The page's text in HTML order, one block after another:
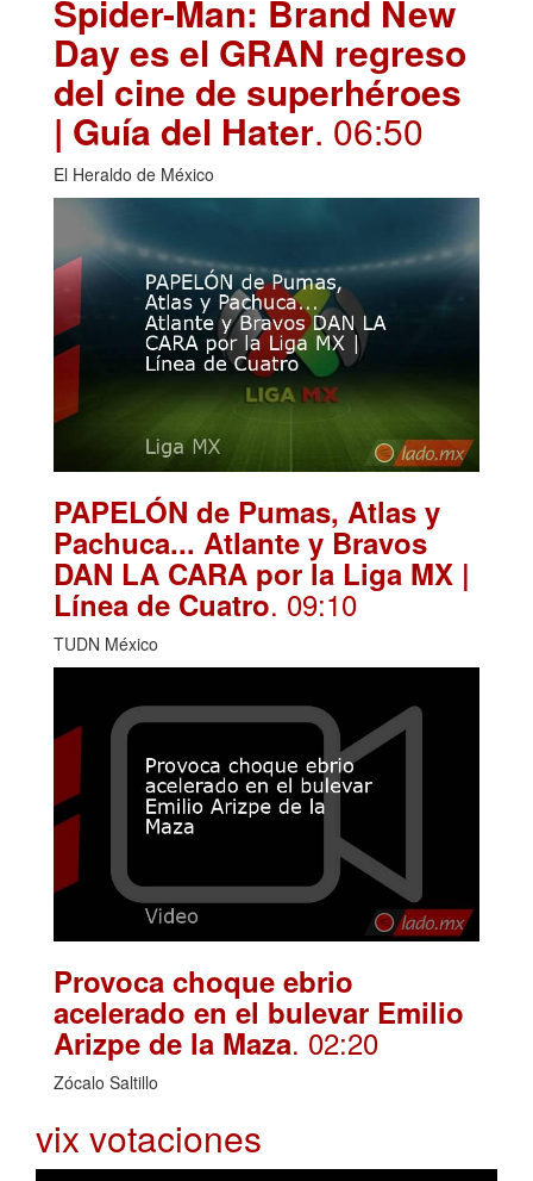
Spider-Man: Brand New
Day es el GRAN regreso
del cine de superhéroes
| Guía del Hater. 06:50
El Heraldo de México
PAPELÓN de Pumas, Atlas y
Pachuca... Atlante y Bravos
DAN LA CARA por la Liga MX |
Línea de Cuatro. 09:10
TUDN México
Provoca choque ebrio
acelerado en el bulevar Emilio
Arizpe de la Maza. 02:20
Zócalo Saltillo
vix votaciones